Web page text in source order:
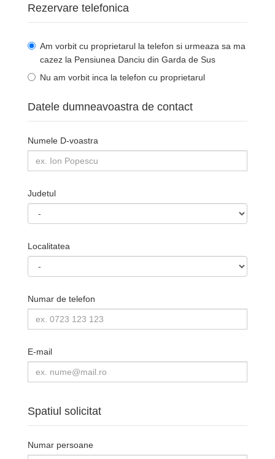
Rezervare telefonica
Am vorbit cu proprietarul la telefon si urmeaza sa ma
cazez la Pensiunea Danciu din Garda de Sus
Nu am vorbit inca la telefon cu proprietarul
Datele dumneavoastra de contact
Numele D-voastra
Judetul
Localitatea
Numar de telefon
E-mail
Spatiul solicitat
Numar persoane